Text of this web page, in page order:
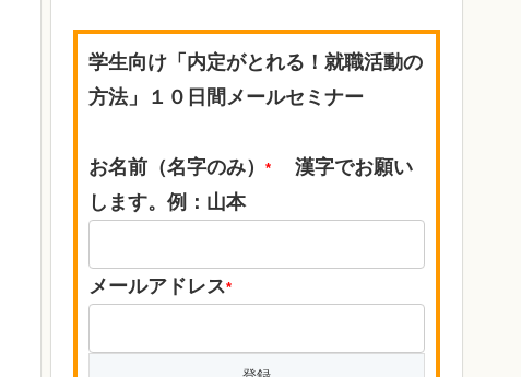
学生向け「内定がとれる！就職活動の
方法」１０日間メールセミナー
お名前（名字のみ） *
漢字でお願い
します。例：山本
メールアドレス*